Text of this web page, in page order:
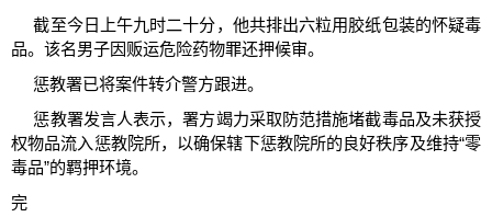
截至今日上午九时二十分，他共排出六粒用胶纸包装的怀疑毒
品。该名男子因贩运危险药物罪还押候审。
惩教署已将案件转介警方跟进。
惩教署发言人表示，署方竭力采取防范措施堵截毒品及未获授
权物品流入惩教院所，以确保辖下惩教院所的良好秩序及维持“零
毒品”的羁押环境。
完